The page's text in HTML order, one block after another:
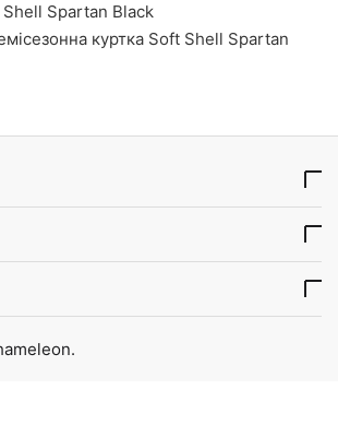
Shell Spartan Black
куртка Soft Shell Spartan